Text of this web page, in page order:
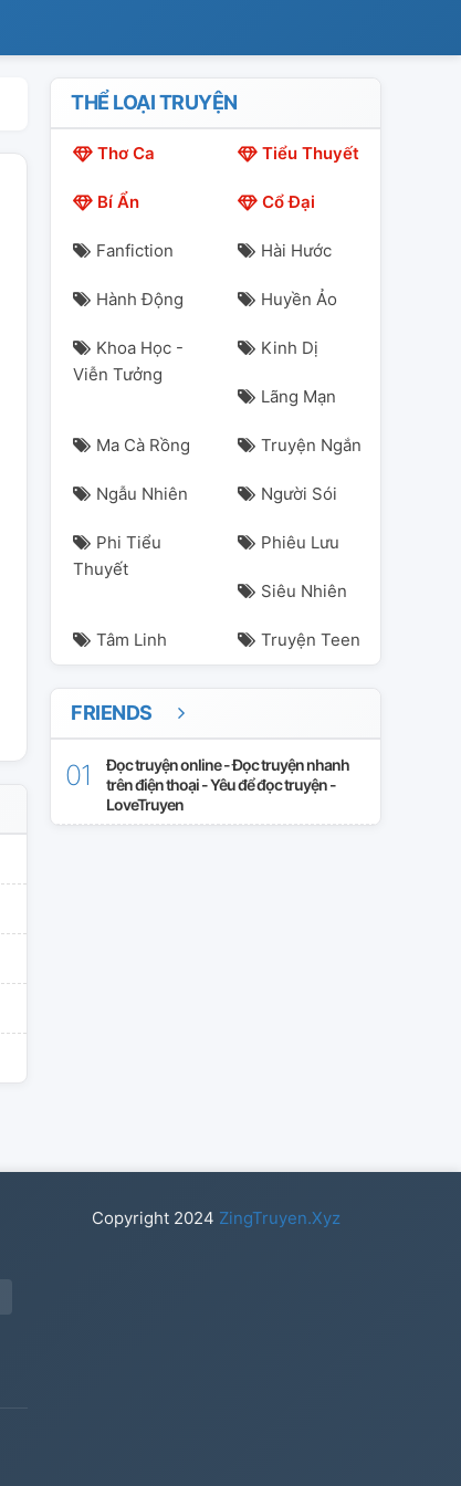
THỂ LOẠI TRUYỆN
Thơ Ca Tiểu Thuyết
Bí Ẩn Cổ Đại
Fanfiction Hài Hước
Hành Động Huyền Ảo
Khoa Học -
Viễn Tưởng
Kinh Dị
Lãng Mạn
Ma Cà Rồng Truyện Ngắn
Ngẫu Nhiên Người Sói
Phi Tiểu
Thuyết
Phiêu Lưu
Siêu Nhiên
Tâm Linh Truyện Teen
FRIENDS
Đọc truyện online - Đọc truyện nhanh
trên điện thoại - Yêu để đọc truyện -
LoveTruyen
Copyright 2024 ZingTruyen.Xyz